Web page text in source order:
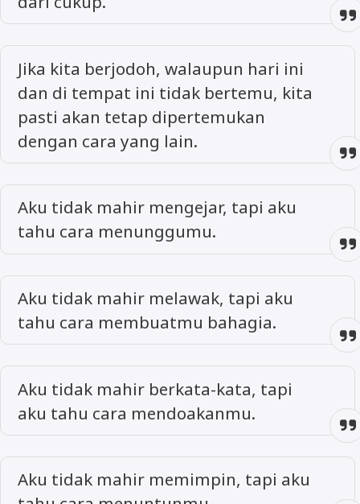
Jika kita berjodoh, walaupun hari ini
dan di tempat ini tidak bertemu, kita
pasti akan tetap dipertemukan
dengan cara yang lain.
Aku tidak mahir mengejar, tapi aku
tahu cara menunggumu.
Aku tidak mahir melawak, tapi aku
tahu cara membuatmu bahagia.
Aku tidak mahir berkata-kata, tapi
aku tahu cara mendoakanmu.
Aku tidak mahir memimpin, tapi aku